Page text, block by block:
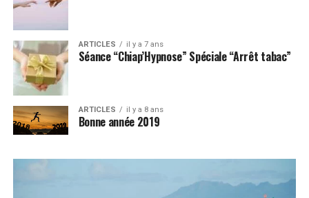
ARTICLES il y a 7 ans
Séance “Chiap’Hypnose” Spéciale “Arrêt tabac”
ARTICLES il y a 8 ans
Bonne année 2019